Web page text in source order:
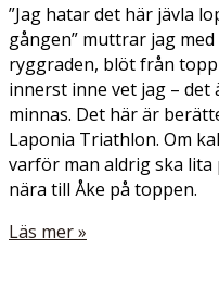
”Jag hatar det här jävla
gången” muttrar jag
ryggraden, blöt från
innerst inne vet jag –
minnas. Det här är
Laponia Triathlon. Om
varför man aldrig ska
nära till Åke på toppen.
Läs mer »